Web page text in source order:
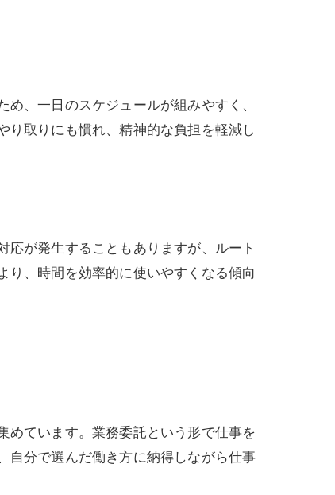
、一日のスケジュールが組みやすく、
取りにも慣れ、精神的な負担を軽減し
が発生することもありますが、ルート
、時間を効率的に使いやすくなる傾向
ています。業務委託という形で仕事を
自分で選んだ働き方に納得しながら仕事